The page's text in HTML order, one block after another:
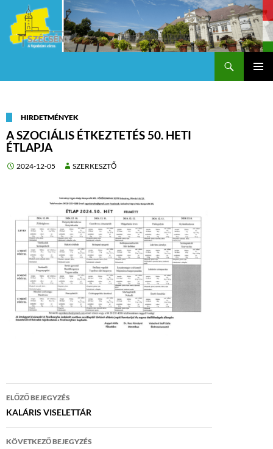
HIRDETMÉNYEK
A SZOCIÁLIS ÉTKEZTETÉS 50. HETI
ÉTLAPJA
2024-12-05 SZERKESZTŐ
Bejegyzés
navigáció
ELŐZŐ BEJEGYZÉS
KALÁRIS VISELETTÁR
KÖVETKEZŐ BEJEGYZÉS